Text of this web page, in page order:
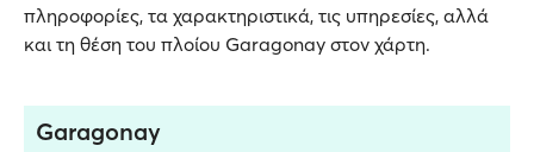
πληροφορίες, τα χαρακτηριστικά, τις υπηρεσίες, αλλά
και τη θέση του πλοίου Garagonay στον χάρτη.
Garagonay